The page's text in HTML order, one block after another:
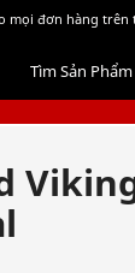
Tìm Sản Phẩm
mọi đơn hàng trên